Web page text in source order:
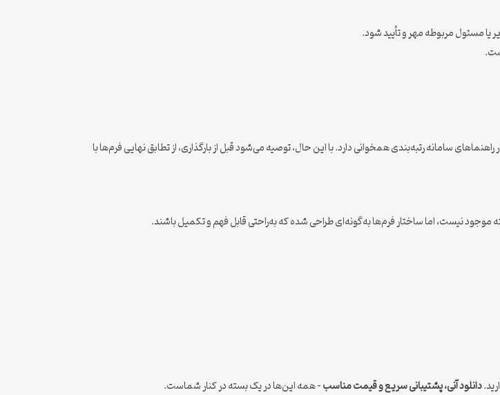
مسئول مربوطه مهر و تأیید شود.
سامانه رتبه‌بندی همخوانی دارد. با این حال، توصیه می‌شود قبل از بارگذاری، از تطابق نهایی فرم‌ها با
نیست، اما ساختار فرم‌ها به‌گونه‌ای طراحی شده که به‌راحتی قابل فهم و تکمیل باشند.
دانلود آنی، پشتیبانی سریع و قیمت مناسب– همه این‌ها در یک بسته در کنار شماست.